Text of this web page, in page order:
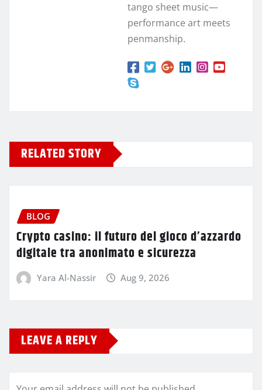
tango sheet music—
performance art meets
penmanship.
RELATED STORY
BLOG
Crypto casino: il futuro del gioco d’azzardo
digitale tra anonimato e sicurezza
Yara Al-Nassir Aug 9, 2026
LEAVE A REPLY